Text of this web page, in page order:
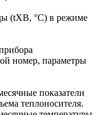
(tXB, °C) в режиме
номер, параметры
показатели
теплоносителя.